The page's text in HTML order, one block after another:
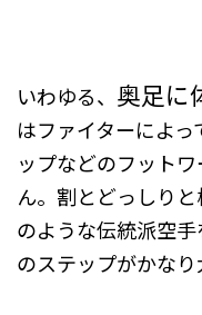
いわゆる、 奥足に
はファイターによっ
ップなどのフット
ん。割とどっしり
のような伝統派空
のステップがかなり